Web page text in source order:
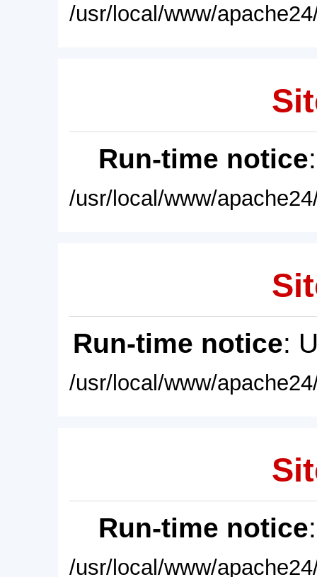
/usr/local/www/
Run-time notice
/usr/local/www/
Run-time notice:
/usr/local/www/
Run-time notice
/usr/local/www/